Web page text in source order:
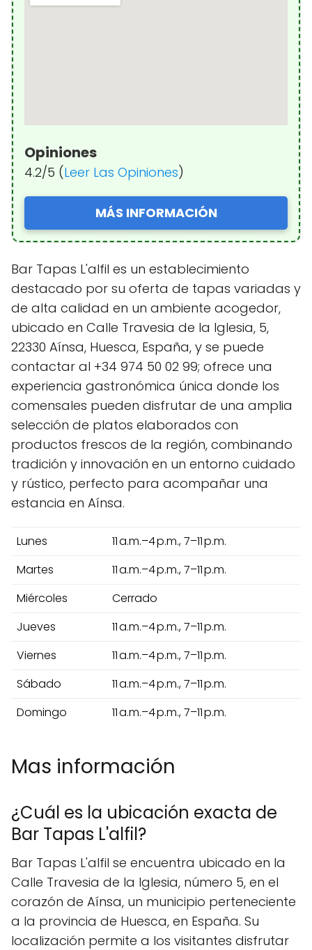
Opiniones
4.2/5 (Leer Las Opiniones)
MÁS INFORMACIÓN
Bar Tapas L'alfil es un establecimiento
destacado por su oferta de tapas variadas y
de alta calidad en un ambiente acogedor,
ubicado en Calle Travesia de la Iglesia, 5,
22330 Aínsa, Huesca, España, y se puede
contactar al +34 974 50 02 99; ofrece una
experiencia gastronómica única donde los
comensales pueden disfrutar de una amplia
selección de platos elaborados con
productos frescos de la región, combinando
tradición y innovación en un entorno cuidado
y rústico, perfecto para acompañar una
estancia en Aínsa.
Lunes
11 a.m.–4 p.m., 7–11 p.m.
Martes
11 a.m.–4 p.m., 7–11 p.m.
Miércoles
Cerrado
Jueves
11 a.m.–4 p.m., 7–11 p.m.
Viernes
11 a.m.–4 p.m., 7–11 p.m.
Sábado
11 a.m.–4 p.m., 7–11 p.m.
Domingo
11 a.m.–4 p.m., 7–11 p.m.
Mas información
¿Cuál es la ubicación exacta de
Bar Tapas L'alfil?
Bar Tapas L'alfil se encuentra ubicado en la
Calle Travesia de la Iglesia, número 5, en el
corazón de Aínsa, un municipio perteneciente
a la provincia de Huesca, en España. Su
localización permite a los visitantes disfrutar